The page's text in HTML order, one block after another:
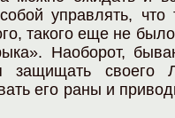
управлять, что
такого еще не
Наоборот,
защищать своего
его раны и